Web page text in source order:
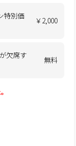
特別価
￥2,000
欠席す
無料